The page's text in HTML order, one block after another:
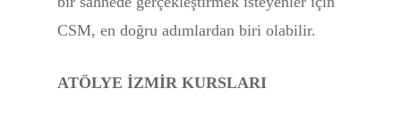
CSM, en doğru adımlardan biri olabilir.
ATÖLYE İZMİR KURSLARI